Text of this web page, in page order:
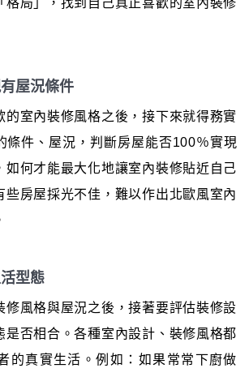
屋況條件
的室內裝修風格之後，接下來就得務實
條件、屋況，判斷房屋能否100％實現
如何才能最大化地讓室內裝修貼近自己
些房屋採光不佳，難以作出北歐風室內
型態
修風格與屋況之後，接著要評估裝修設
是否相合。各種室內設計、裝修風格都
的真實生活。例如：如果常常下廚做